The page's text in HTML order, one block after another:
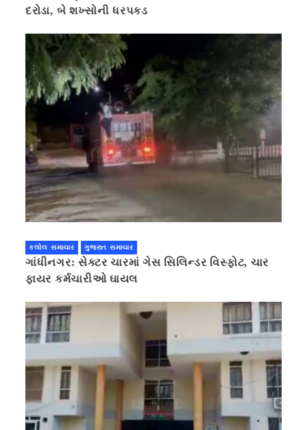
દરોડા, બે શખ્સોની ધરપકડ
કલોલ સમાચાર ગુજરાત સમાચાર
ગાંધીનગર: સેક્ટર ચારમાં ગેસ સિલિન્ડર વિસ્ફોટ, ચાર
ફાયર કર્મચારીઓ ઘાયલ